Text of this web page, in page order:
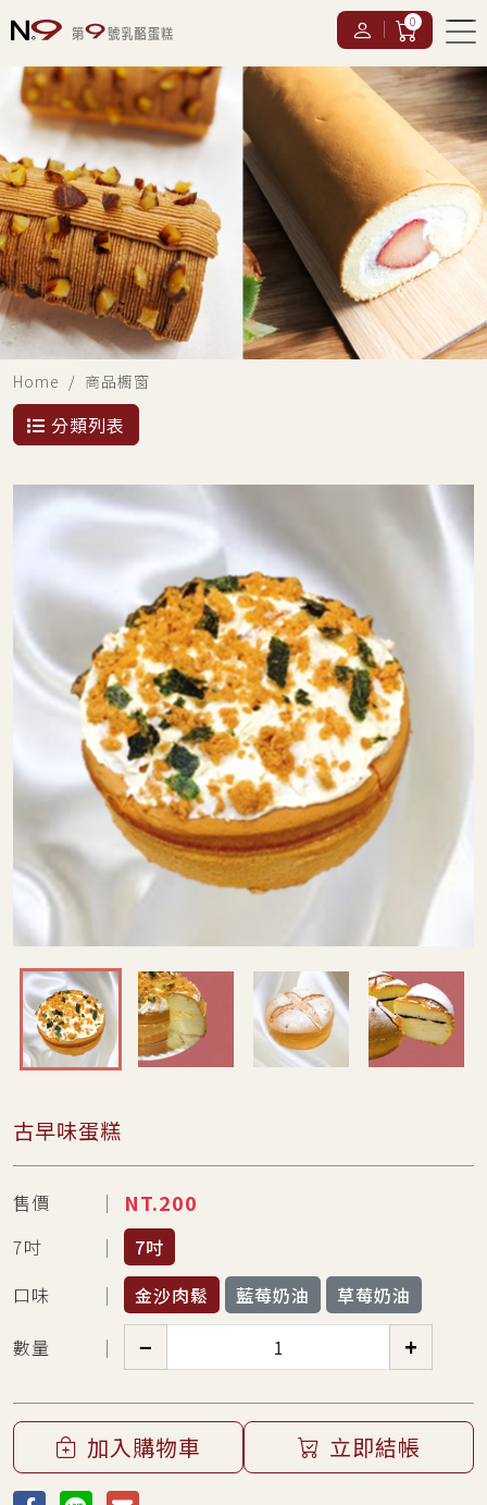
0
Home 商品櫥窗
分類列表
古早味蛋糕
售價 NT.200
7吋
7吋
口味
金沙肉鬆 藍莓奶油
草莓奶油
數量
− +
加入購物車 立即結帳